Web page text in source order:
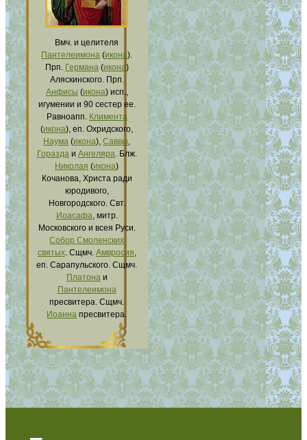
Вмч. и целителя
Пантелеимона (икона).
Прп. Германа(икона)
Аляскинского. Прп.
Анфисы (икона) исп.,
игумении и 90 сестер ее.
Равноапп. Климента
(икона), еп. Охридского,
Наума (икона),Саввы,
Гораздаи Ангеляра. Блж.
Николая (икона)
Кочанова, Христа ради
юродивого,
Новгородского. Свт.
Иоасафа, митр.
Московского и всея Руси.
Собор Смоленских
святых. Сщмч. Амвросия,
еп. Сарапульского. Сщмч.
Платонаи
Пантелеимона
пресвитера. Сщмч.
Иоанна пресвитера.